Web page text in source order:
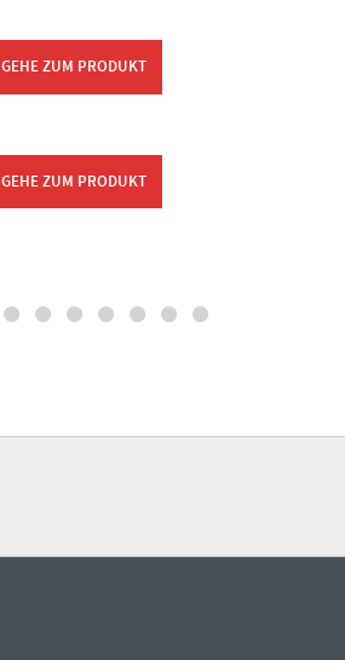
GEHE ZUM PRODUKT
GEHE ZUM PRODUKT